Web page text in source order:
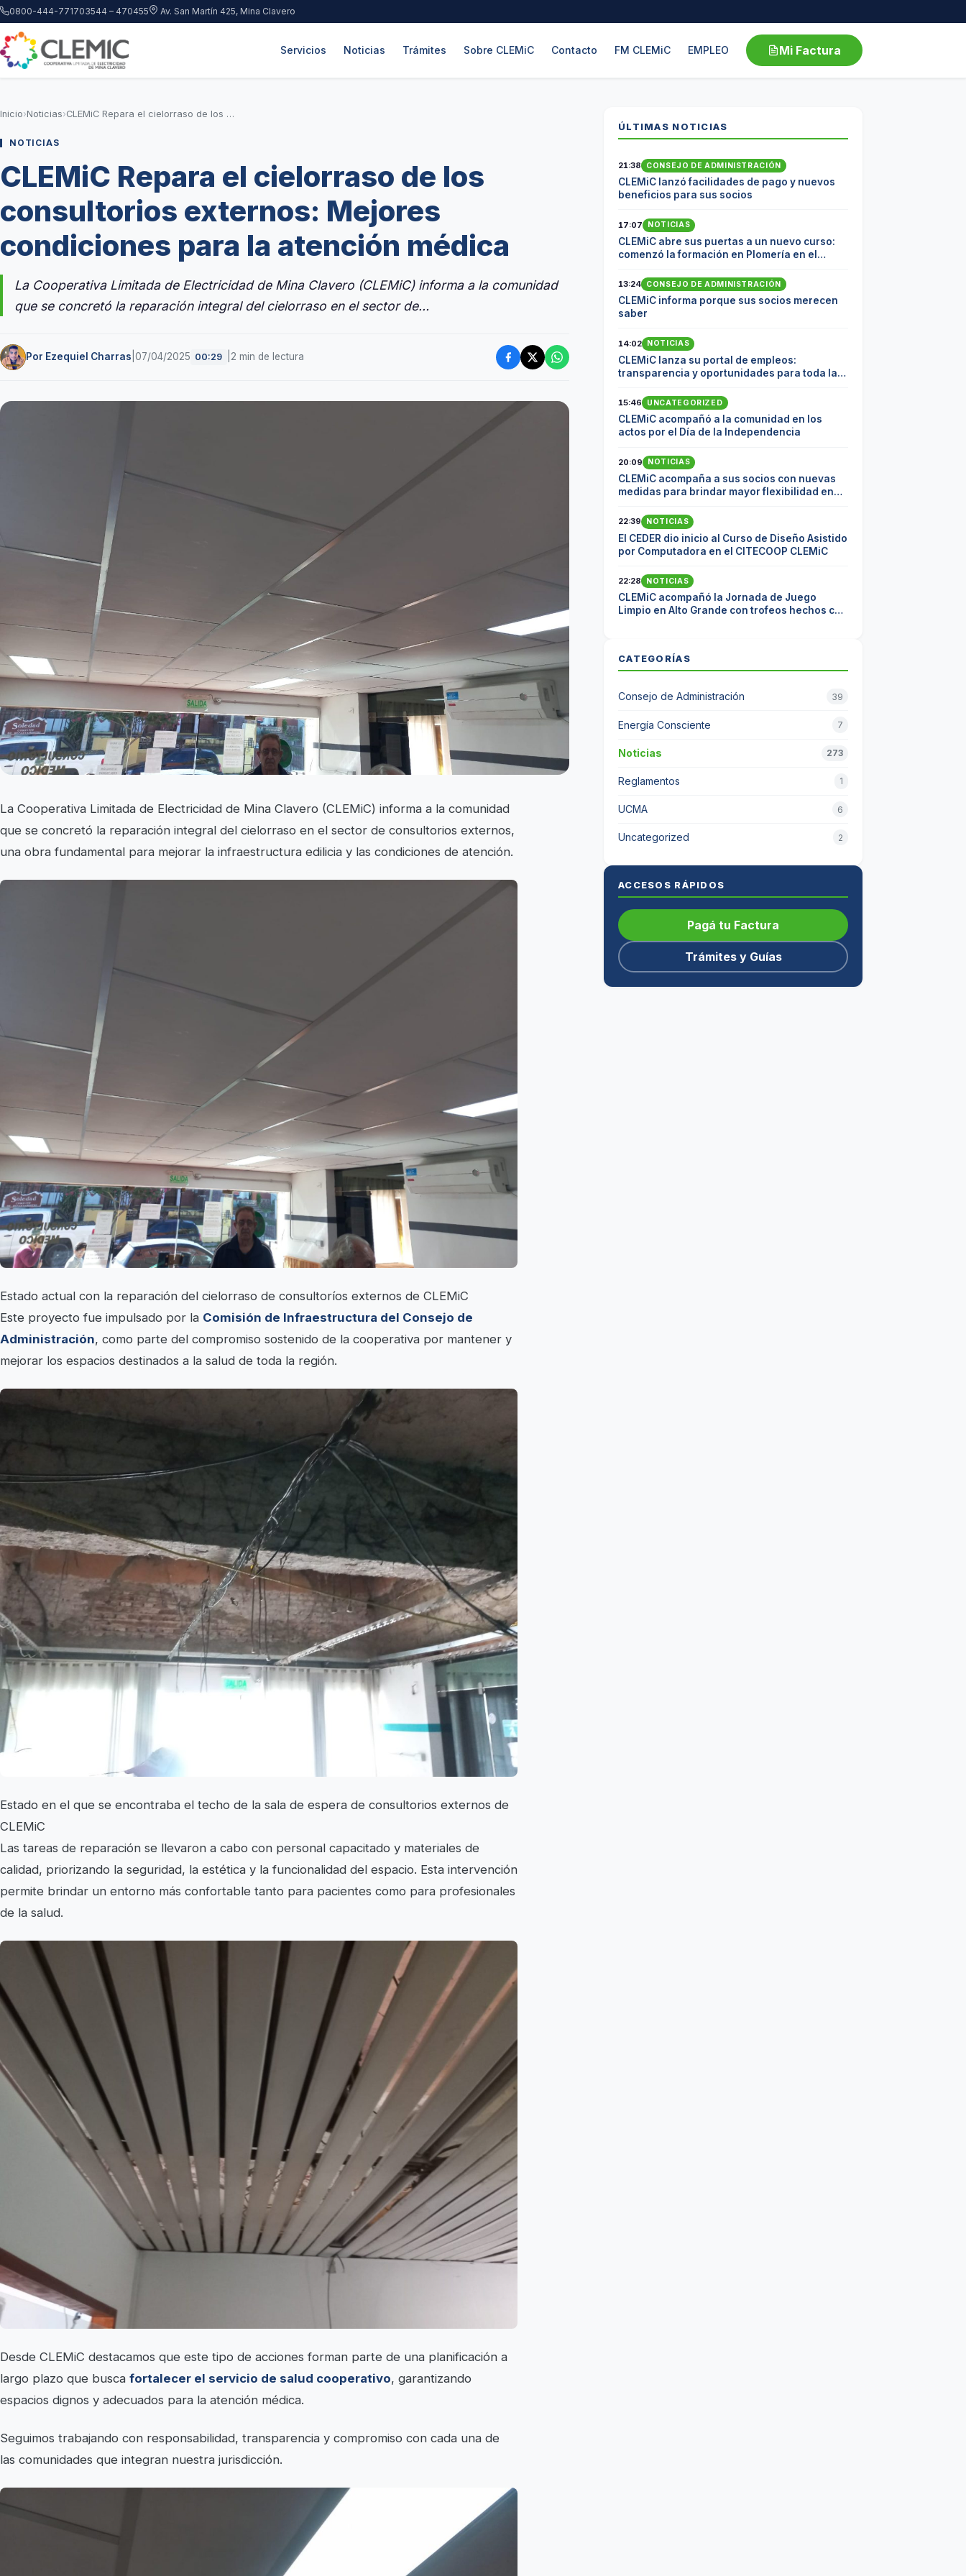
Saltar al contenido principal
0800-444-771703544 – 470455 Av. San Martín 425, Mina Clavero
Servicios Noticias Trámites Sobre CLEMiC Contacto FM CLEMiC EMPLEO Mi Factura
Inicio›Noticias› CLEMiC Repara el cielorraso de los consultorios externos: Mejores condiciones para la atención médica
NOTICIAS
CLEMiC Repara el cielorraso de los
consultorios externos: Mejores
condiciones para la atención médica
La Cooperativa Limitada de Electricidad de Mina Clavero (CLEMiC) informa a la comunidad
que se concretó la reparación integral del cielorraso en el sector de…
Por Ezequiel Charras 07/04/2025 00:29 2 min de lectura
La Cooperativa Limitada de Electricidad de Mina Clavero (CLEMiC) informa a la comunidad
que se concretó la reparación integral del cielorraso en el sector de consultorios externos,
una obra fundamental para mejorar la infraestructura edilicia y las condiciones de atención.
Estado actual con la reparación del cielorraso de consultoríos externos de CLEMiC
Este proyecto fue impulsado por la Comisión de Infraestructura del Consejo de
Administración, como parte del compromiso sostenido de la cooperativa por mantener y
mejorar los espacios destinados a la salud de toda la región.
Estado en el que se encontraba el techo de la sala de espera de consultorios externos de
CLEMiC
Las tareas de reparación se llevaron a cabo con personal capacitado y materiales de
calidad, priorizando la seguridad, la estética y la funcionalidad del espacio. Esta intervención
permite brindar un entorno más confortable tanto para pacientes como para profesionales
de la salud.
Desde CLEMiC destacamos que este tipo de acciones forman parte de una planificación a
largo plazo que busca fortalecer el servicio de salud cooperativo, garantizando
espacios dignos y adecuados para la atención médica.
Seguimos trabajando con responsabilidad, transparencia y compromiso con cada una de
las comunidades que integran nuestra jurisdicción.
ÚLTIMAS NOTICIAS
21:38 CONSEJO DE ADMINISTRACIÓN
CLEMiC lanzó facilidades de pago y nuevos
beneficios para sus socios
17:07 NOTICIAS
CLEMiC abre sus puertas a un nuevo curso:
comenzó la formación en Plomería en el
13:24 CONSEJO DE ADMINISTRACIÓN
CLEMiC informa porque sus socios merecen
saber
14:02 NOTICIAS
CLEMiC lanza su portal de empleos:
transparencia y oportunidades para toda la
15:46 UNCATEGORIZED
CLEMiC acompañó a la comunidad en los
actos por el Día de la Independencia
20:09 NOTICIAS
CLEMiC acompaña a sus socios con nuevas
medidas para brindar mayor flexibilidad en
22:39 NOTICIAS
El CEDER dio inicio al Curso de Diseño Asistido
por Computadora en el CITECOOP CLEMiC
22:28 NOTICIAS
CLEMiC acompañó la Jornada de Juego
Limpio en Alto Grande con trofeos hechos con
CATEGORÍAS
Consejo de Administración 39
Energía Consciente 7
Noticias 273
Reglamentos 1
UCMA 6
Uncategorized 2
ACCESOS RÁPIDOS
Pagá tu Factura
Trámites y Guías